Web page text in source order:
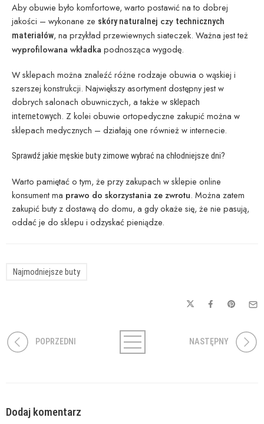
Aby obuwie było komfortowe, warto postawić na to dobrej
jakości – wykonane ze skóry naturalnej czy technicznych
materiałów, na przykład przewiewnych siateczek. Ważna jest też
wyprofilowana wkładka podnosząca wygodę.
W sklepach można znaleźć różne rodzaje obuwia o wąskiej i
szerszej konstrukcji. Największy asortyment dostępny jest w
dobrych salonach obuwniczych, a także w sklepach
internetowych. Z kolei obuwie ortopedyczne zakupić można w
sklepach medycznych – działają one również w internecie.
Sprawdź jakie męskie buty zimowe wybrać na chłodniejsze dni?
Warto pamiętać o tym, że przy zakupach w sklepie online
konsument ma prawo do skorzystania ze zwrotu. Można zatem
zakupić buty z dostawą do domu, a gdy okaże się, że nie pasują,
oddać je do sklepu i odzyskać pieniądze.
Najmodniejsze buty
POPRZEDNI NASTĘPNY
Dodaj komentarz